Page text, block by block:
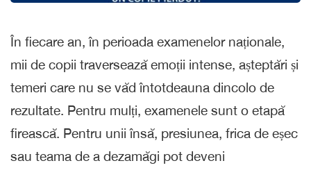
În fiecare an, în perioada examenelor naționale,
mii de copii traversează emoții intense, așteptări și
temeri care nu se văd întotdeauna dincolo de
rezultate. Pentru mulți, examenele sunt o etapă
firească. Pentru unii însă, presiunea, frica de eșec
sau teama de a dezamăgi pot deveni